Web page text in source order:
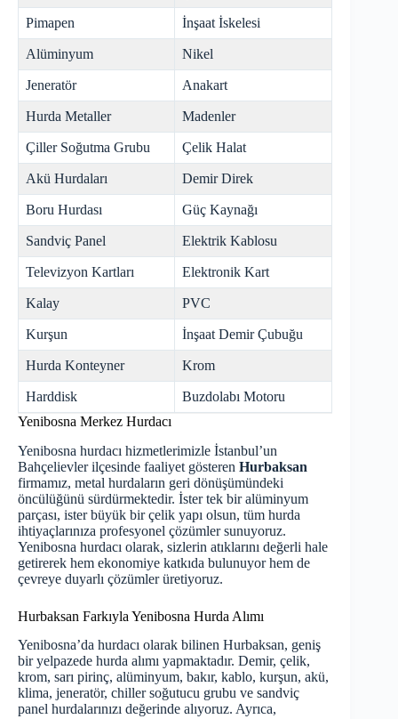
Pimapen İnşaat İskelesi
Alüminyum Nikel
Jeneratör Anakart
Hurda Metaller Madenler
Çiller Soğutma Grubu Çelik Halat
Akü Hurdaları Demir Direk
Boru Hurdası Güç Kaynağı
Sandviç Panel Elektrik Kablosu
Televizyon Kartları Elektronik Kart
Kalay PVC
Kurşun İnşaat Demir Çubuğu
Hurda Konteyner Krom
Harddisk
Buzdolabı Motoru
Yenibosna Merkez Hurdacı
Yenibosna hurdacı hizmetlerimizle İstanbul’un
Bahçelievler ilçesinde faaliyet gösteren Hurbaksan
firmamız, metal hurdaların geri dönüşümündeki
öncülüğünü sürdürmektedir. İster tek bir alüminyum
parçası, ister büyük bir çelik yapı olsun, tüm hurda
ihtiyaçlarınıza profesyonel çözümler sunuyoruz.
Yenibosna hurdacı olarak, sizlerin atıklarını değerli hale
getirerek hem ekonomiye katkıda bulunuyor hem de
çevreye duyarlı çözümler üretiyoruz.
Hurbaksan Farkıyla Yenibosna Hurda Alımı
Yenibosna’da hurdacı olarak bilinen Hurbaksan, geniş
bir yelpazede hurda alımı yapmaktadır. Demir, çelik,
krom, sarı pirinç, alüminyum, bakır, kablo, kurşun, akü,
klima, jeneratör, chiller soğutucu grubu ve sandviç
panel hurdalarınızı değerinde alıyoruz. Ayrıca,